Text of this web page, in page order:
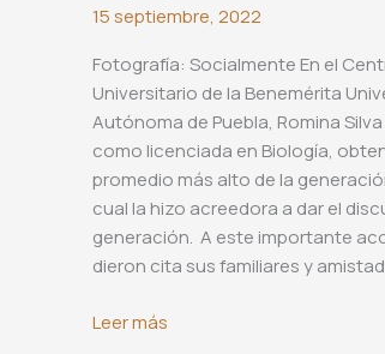
15 septiembre, 2022
Fotografía: Socialmente En el
Universitario de la Benemérita
Autónoma de Puebla, Romina
como licenciada en Biología,
promedio más alto de la
cual la hizo acreedora a dar el
generación. A este importante
dieron cita sus familiares y
Graduación
Leer más